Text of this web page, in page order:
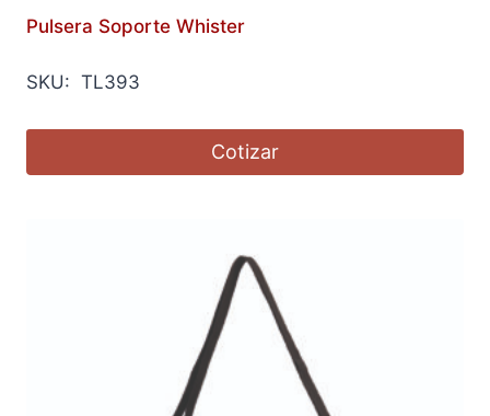
Pulsera Soporte Whister
SKU: TL393
Cotizar